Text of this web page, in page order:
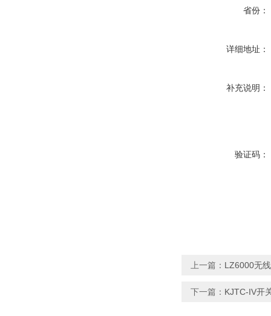
省份：
详细地址：
补充说明：
验证码：
上一篇： LZ6000无
下一篇： KJTC-IV开